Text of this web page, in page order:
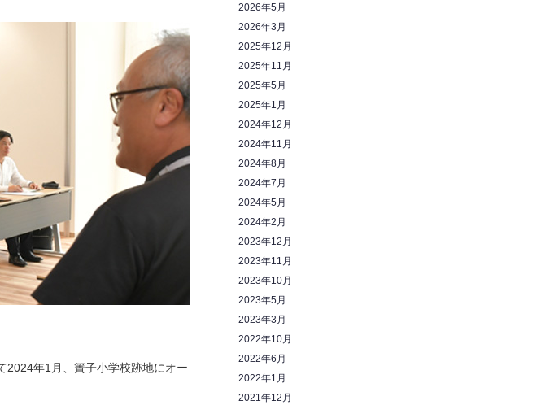
年1月、簀子小学校跡地にオー
2026年5月
2026年3月
2025年12月
2025年11月
2025年5月
2025年1月
2024年12月
2024年11月
2024年8月
2024年7月
2024年5月
2024年2月
2023年12月
2023年11月
2023年10月
2023年5月
2023年3月
2022年10月
2022年6月
2022年1月
2021年12月